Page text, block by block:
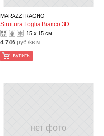
MARAZZI RAGNO
Struttura Foglia Bianco 3D
15 x 15 см
4 746 руб./кв.м
Купить
нет фото